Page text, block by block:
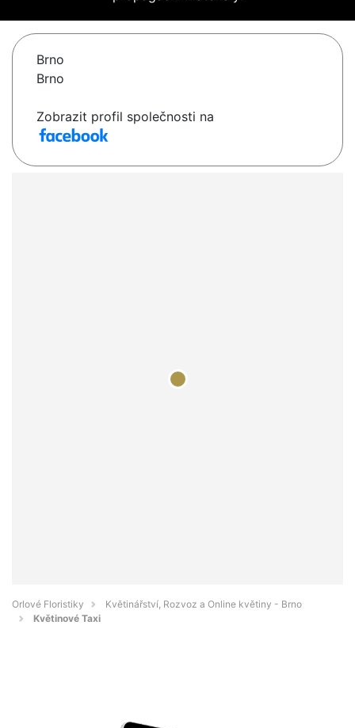
Brno
Brno
Zobrazit profil společnosti na
Orlové Floristiky
Květinářství, Rozvoz a Online květiny - Brno
Květinové Taxi